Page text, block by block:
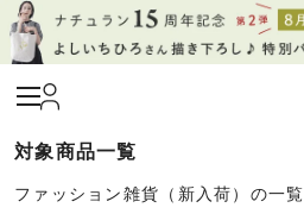
ファッション雑貨（新入荷）の一覧